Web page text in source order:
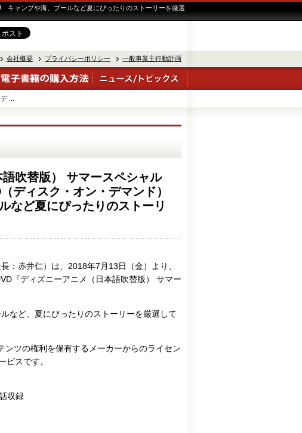
キャンプや海、プールなど夏にぴったりのストーリーを厳選
会社概要 プライバシーポリシー 一般事業主行動計画
...
吹替版） サマースペシャル
ディスク・オン・デマンド）
ど夏にぴったりのストーリ
：赤井仁）は、2018年7月13日（金）より、
『ディズニーアニメ（日本語吹替版） サマー
など、夏にぴったりのストーリーを厳選して
ツの権利を保有するメーカーからのライセン
ビスです。
収録